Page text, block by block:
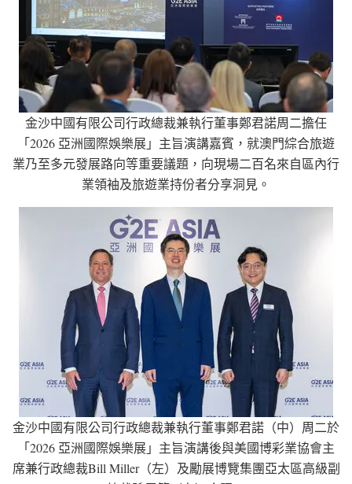
金沙中國有限公司行政總裁兼執行董事鄭君諾周二擔任
「2026 亞洲國際娛樂展」主旨演講嘉賓，就澳門綜合旅遊
業乃至多元發展路向等重要議題，向現場二百名來自區內行
業領袖及旅遊業持份者分享洞見。
金沙中國有限公司行政總裁兼執行董事鄭君諾（中）周二於
「2026 亞洲國際娛樂展」主旨演講後與美國博彩業協會主
席兼行政總裁Bill Miller（左）及勵展博覽集團亞太區高級副